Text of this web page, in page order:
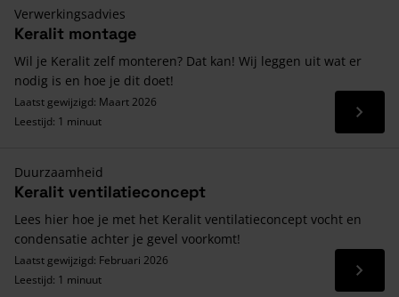
Verwerkingsadvies
Keralit montage
Wil je Keralit zelf monteren? Dat kan! Wij leggen uit wat er
nodig is en hoe je dit doet!
Laatst gewijzigd: Maart 2026
Leestijd: 1 minuut
Lees
Duurzaamheid
Keralit ventilatieconcept
Lees hier hoe je met het Keralit ventilatieconcept vocht en
condensatie achter je gevel voorkomt!
Laatst gewijzigd: Februari 2026
Leestijd: 1 minuut
Lees